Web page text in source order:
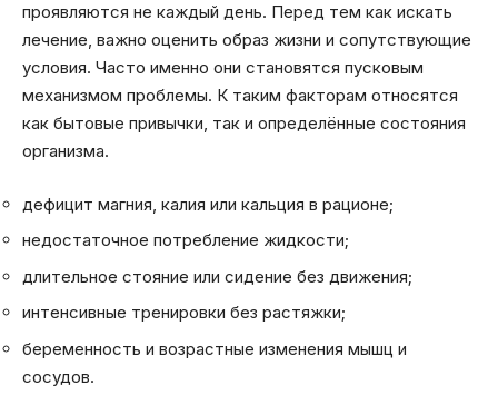
проявляются не каждый день. Перед тем как искать
лечение, важно оценить образ жизни и сопутствующие
условия. Часто именно они становятся пусковым
механизмом проблемы. К таким факторам относятся
как бытовые привычки, так и определённые состояния
организма.
дефицит магния, калия или кальция в рационе;
недостаточное потребление жидкости;
длительное стояние или сидение без движения;
интенсивные тренировки без растяжки;
беременность и возрастные изменения мышц и
сосудов.